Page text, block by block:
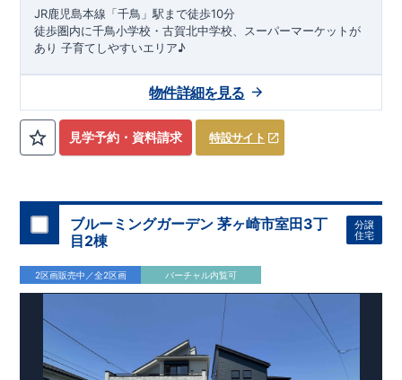
JR鹿児島本線「千鳥」駅まで徒歩10分
徒歩圏内に千鳥小学校・古賀北中学校、スーパーマーケットが
あり 子育てしやすいエリア♪
マルチエントランス+パントリー+ 2WIC＋カースペー
ス2台​2号棟：4LDK+パントリー+WIC+カースペース2台
​ ​みらいエコ住宅 2026事業、対象物件！！
​※詳細は営業所まで
お問合せください。
​
こだわりの設備仕様
・キッチンには便利な床下収納
・リビングには全体が見渡せる
対面キッチン
・お風呂場には
・24時間換気で快適な住まい環境 ​ ​周辺環境
【教育施設】
・花見光こども園…約500m（徒歩7分）
・暁の星幼稚園…約400m（徒歩6分）
・千鳥小学校…約500m（徒歩7分）
・古賀北中学校…約800m（徒歩11分）
【買い物施設】
https://www.e-blooming.com/bukken/83575022/
見学予約・資料請求 特設サイト
物件詳細を見る
ブルーミングガーデン 茅ヶ崎市室田3丁
目2棟
分譲
住宅
2区画販売中／全2区画 バーチャル内覧可